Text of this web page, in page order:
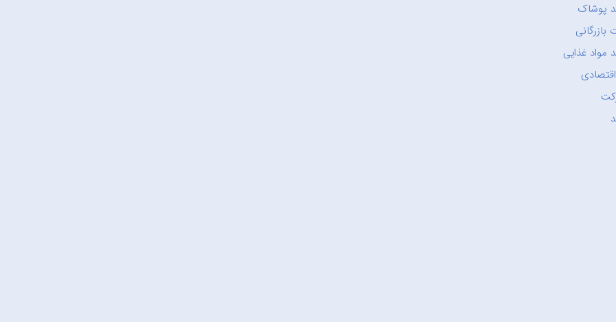
پوشاک
بازرگانی
مواد غذایی